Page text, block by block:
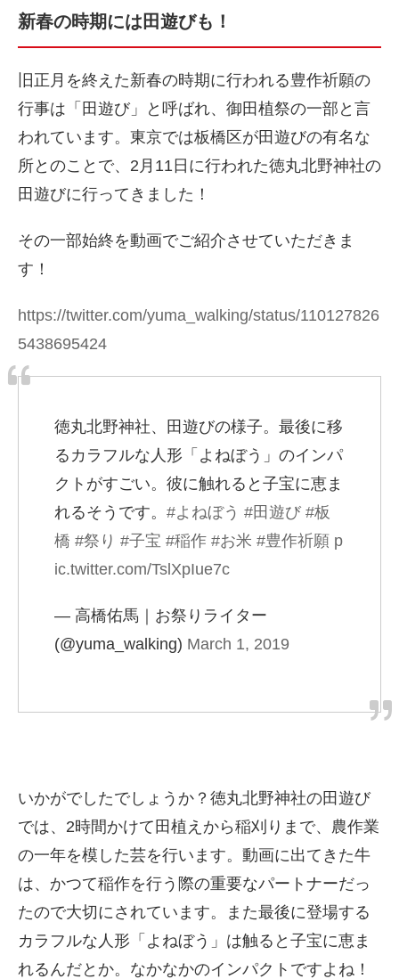
新春の時期には田遊びも！
旧正月を終えた新春の時期に行われる豊作祈願の
行事は「田遊び」と呼ばれ、御田植祭の一部と言
われています。東京では板橋区が田遊びの有名な
所とのことで、2月11日に行われた徳丸北野神社の
田遊びに行ってきました！
その一部始終を動画でご紹介させていただきま
す！
https://twitter.com/yuma_walking/status/110127826
5438695424
徳丸北野神社、田遊びの様子。最後に移
るカラフルな人形「よねぼう」のインパ
クトがすごい。彼に触れると子宝に恵ま
れるそうです。 #よねぼう #田遊び #板
橋 #祭り #子宝 #稲作 #お米 #豊作祈願 p
ic.twitter.com/TslXpIue7c
— 高橋佑馬｜お祭りライター
(@yuma_walking) March 1, 2019
いかがでしたでしょうか？徳丸北野神社の田遊び
では、2時間かけて田植えから稲刈りまで、農作業
の一年を模した芸を行います。動画に出てきた牛
は、かつて稲作を行う際の重要なパートナーだっ
たので大切にされています。また最後に登場する
カラフルな人形「よねぼう」は触ると子宝に恵ま
れるんだとか。なかなかのインパクトですよね！